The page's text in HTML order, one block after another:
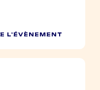
L'ÉVÈNEMENT